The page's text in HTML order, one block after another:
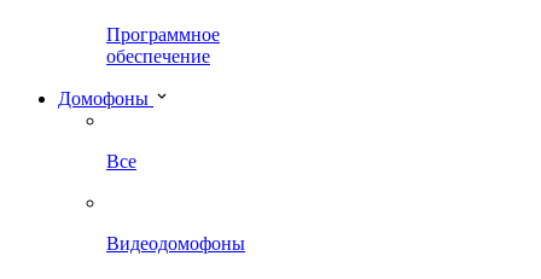
Программное
обеспечение
Домофоны
Все
Видеодомофоны